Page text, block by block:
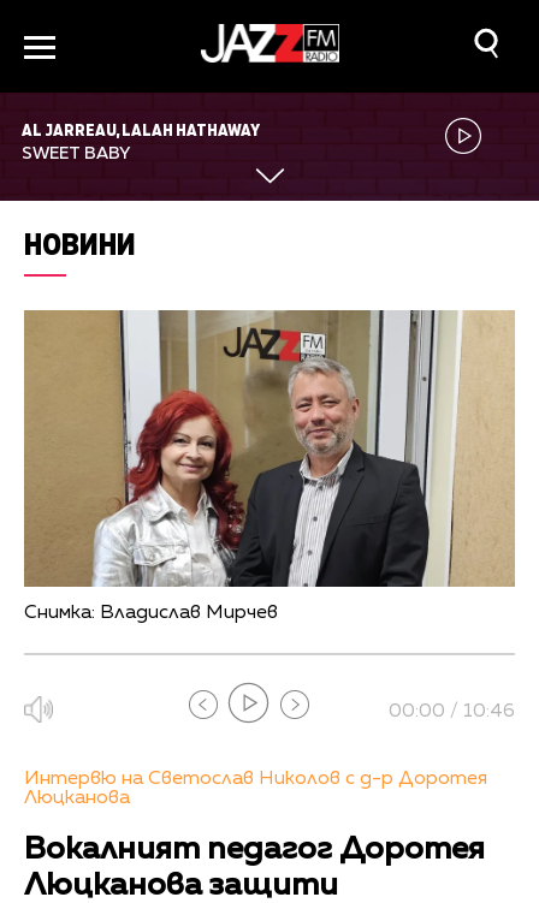
AL JARREAU, LALAH HATHAWAY
SWEET BABY
НОВИНИ
Снимка: Владислав Мирчев
00:00 / 10:46
Интервю на Светослав Николов с д-р Доротея
Люцканова
Вокалният педагог Доротея
Люцканова защити